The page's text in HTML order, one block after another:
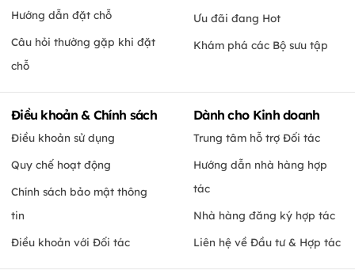
Hướng dẫn đặt chỗ
Câu hỏi thường gặp khi đặt
chỗ
Ưu đãi đang Hot
Khám phá các Bộ sưu tập
Điều khoản & Chính sách
Điều khoản sử dụng
Quy chế hoạt động
Chính sách bảo mật thông
tin
Điều khoản với Đối tác
Dành cho Kinh doanh
Trung tâm hỗ trợ Đối tác
Hướng dẫn nhà hàng hợp
tác
Nhà hàng đăng ký hợp tác
Liên hệ về Đầu tư & Hợp tác